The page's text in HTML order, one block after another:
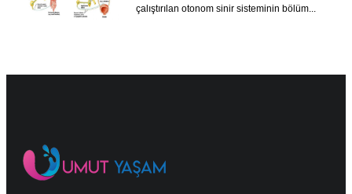
çalıştırılan otonom sinir sisteminin bölüm...